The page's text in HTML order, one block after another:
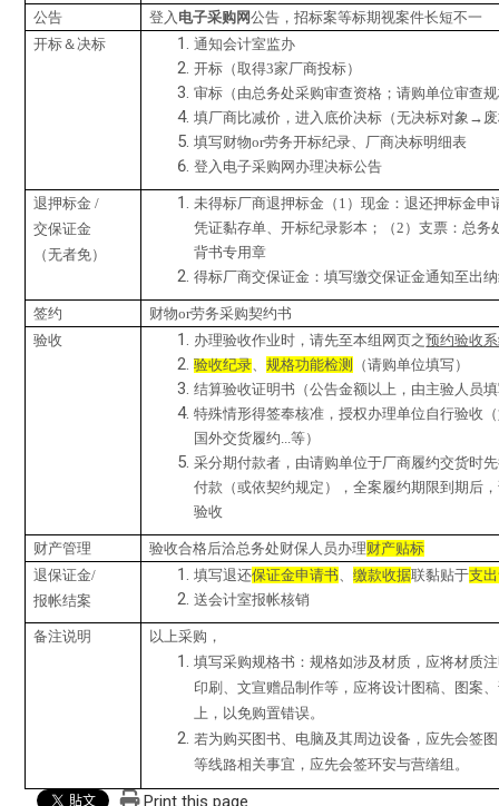
公告
登入 电子采购网公告，招标案等标期视案件长短不一
开标＆决标
通知会计室监办
开标（取得3家厂商投标）
审标（由总务处采购审查资格；请购单位审查
填厂商比减价，进入底价决标（无决标对象→
填写财物or劳务开标纪录、厂商决标明细表
登入电子采购网办理决标公告
退押标金 /
交保证金
（无者免）
未得标厂商退押标金 （1）现金：退还押标金
凭证黏存单、开标纪录影本；
（2）支票：总
背书专用章
得标厂商交保证金：填写缴交保证金通知至出
签约
财物or劳务采购契约书
验收
办理验收作业时，请先至本组网页之预约验收
验收纪录、规格功能检测
（请购单位填写）
结算验收证明书（公告金额以上，由主验人员
特殊情形得签奉核准，授权办理单位自行验收
国外交货履约...等）
采分期付款者，由请购单位于厂商履约交货时
付款（或依契约规定），全案履约期限到期后
验收
财产管理 验收合格后洽总务处财保人员办理财产贴标
退保证金/
报帐结案
填写退还保证金申请书、缴款收据联黏贴于支
送会计室报帐核销
备注说明
以上采购，
填写采购规格书：规格如涉及材质，应将材质
印刷、文宣赠品制作等，应将设计图稿、图案
上，以免购置错误。
若为购买图书、电脑及其周边设备，应先会签
等线路相关事宜，应先会签环安与营缮组。
Print this page